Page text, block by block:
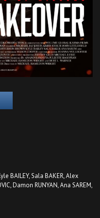
BAILEY, Sala BAKER, Alex
Damon RUNYAN, Ana SAREM,